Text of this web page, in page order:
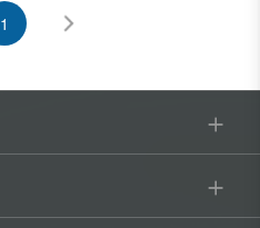
1